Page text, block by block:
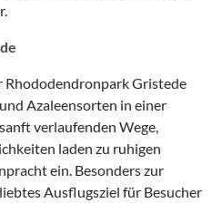
Rhododendronpark Gristede
Azaleensorten in einer
verlaufenden Wege,
laden zu ruhigen
ein. Besonders zur
Ausflugsziel für Besucher